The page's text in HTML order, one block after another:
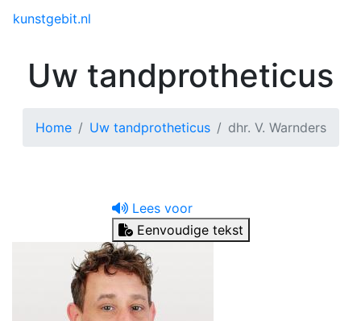
kunstgebit.nl
Uw tandprotheticus
Home Uw tandprotheticus dhr. V. Warnders
Lees voor
Eenvoudige tekst